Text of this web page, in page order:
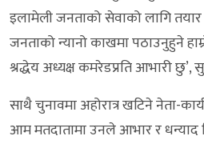
इलामेली जनताको सेवाको लागि
जनताको न्यानो काखमा पठाउनुहुने
श्रद्धेय अध्यक्ष कमरेडप्रति आभारी
साथै चुनावमा अहोरात्र खटिने नेता-
आम मतदातामा उनले आभार र